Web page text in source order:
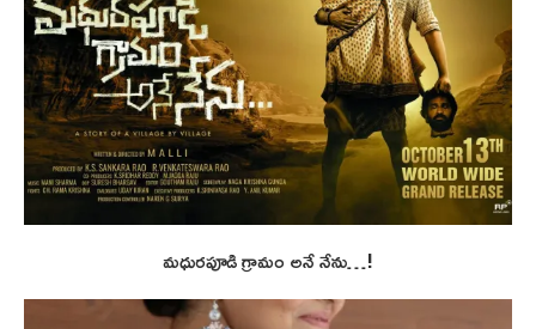
మధురపూడి గ్రామం అనే నేను…!